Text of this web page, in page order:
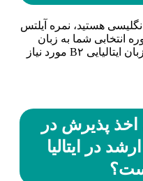
هستید، نمره آیلتس
دوره انتخابی شما به زبان
ایتالیایی ارائه شود، حداقل مدرک زبان ایتالیایی B۲ مورد نیاز
پذیرش در
در ایتالیا